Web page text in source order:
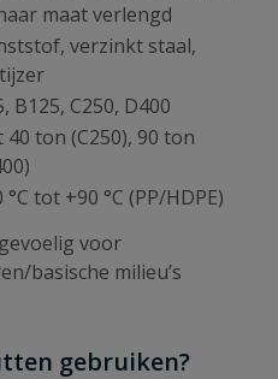
maat verlengd
verzinkt staal,
B125, C250, D400
40 ton (C250), 90 ton
°C tot +90 °C (PP/HDPE)
voor
basische milieu’s
gebruiken?